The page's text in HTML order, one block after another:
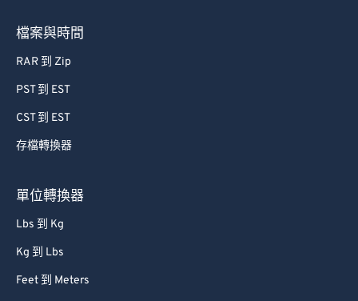
檔案與時間
RAR 到 Zip
PST 到 EST
CST 到 EST
存檔轉換器
單位轉換器
Lbs 到 Kg
Kg 到 Lbs
Feet 到 Meters